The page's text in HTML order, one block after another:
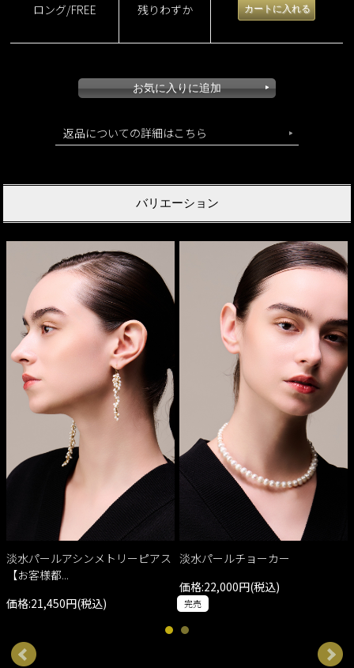
ロング/FREE 残りわずか
返品についての詳細はこちら
バリエーション
淡水パールアシンメトリーピアス
【お客様都...
価格:21,450円(税込)
淡水パールチョーカー
価格:22,000円(税込)
完売